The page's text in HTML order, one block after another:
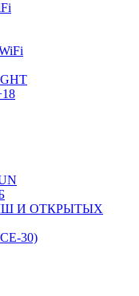
И ОТКРЫТЫХ
30)